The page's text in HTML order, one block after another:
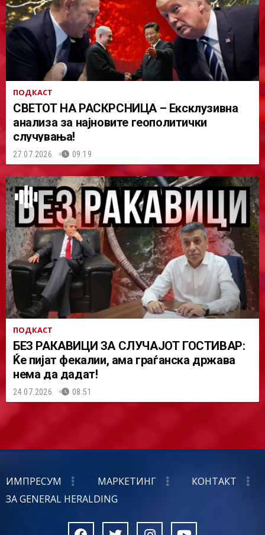
ПОДКАСТ
СВЕТОТ НА РАСКРСНИЦА – Ексклузивна
анализа за најновите геополитички
случувања!
27.07.2026. 09:19
ПОДКАСТ
БЕЗ РАКАВИЦИ ЗА СЛУЧАЈОТ ГОСТИВАР:
Ќе пијат фекалии, ама граѓанска држава
нема да дадат!
24.07.2026. 08:51
ИМПРЕСУМ МАРКЕТИНГ
КОНТАКТ
ЗА GENERAL HERALDING